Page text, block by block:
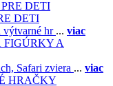
DETI
výtvarné hr ... viac
FIGÚRKY A
Safari zviera ... viac